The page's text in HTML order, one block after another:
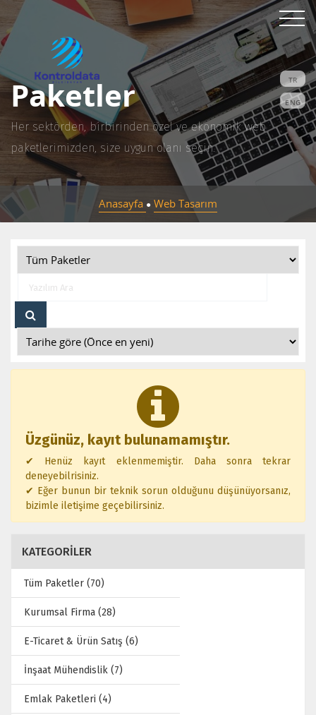
TR
ENG
Paketler
Her sektörden, birbirinden özel ve ekonomik web
paketlerimizden, size uygun olanı seçin.
Anasayfa ● Web Tasarım
Üzgünüz, kayıt bulunamamıştır.
✔ Henüz kayıt eklenmemiştir. Daha sonra tekrar
deneyebilrisiniz.
✔ Eğer bunun bir teknik sorun olduğunu düşünüyorsanız,
bizimle iletişime geçebilirsiniz.
KATEGORİLER
Tüm Paketler (70)
Kurumsal Firma (28)
E-Ticaret & Ürün Satış (6)
İnşaat Mühendislik (7)
Emlak Paketleri (4)